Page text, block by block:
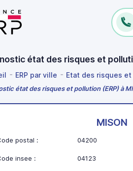
état des risques et
ERP par ville Etat des risques et
état des risques et pollution (ERP) à
MISON
postal : 04200
insee : 04123